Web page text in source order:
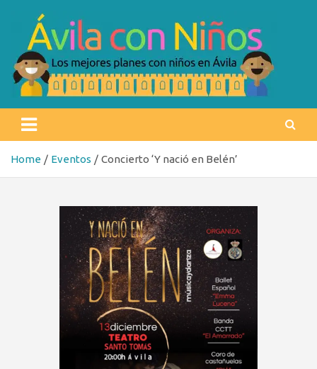
content
Ávila con niños
Home Eventos Concierto ‘Y nació en Belén’